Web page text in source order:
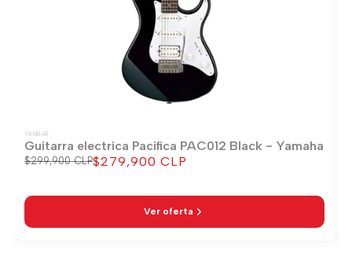
YAMAHA
Guitarra electrica Pacifica PAC012 Black - Yamaha
Precio
$299,900 CLPPrecio
$279,900 CLP
Ver oferta